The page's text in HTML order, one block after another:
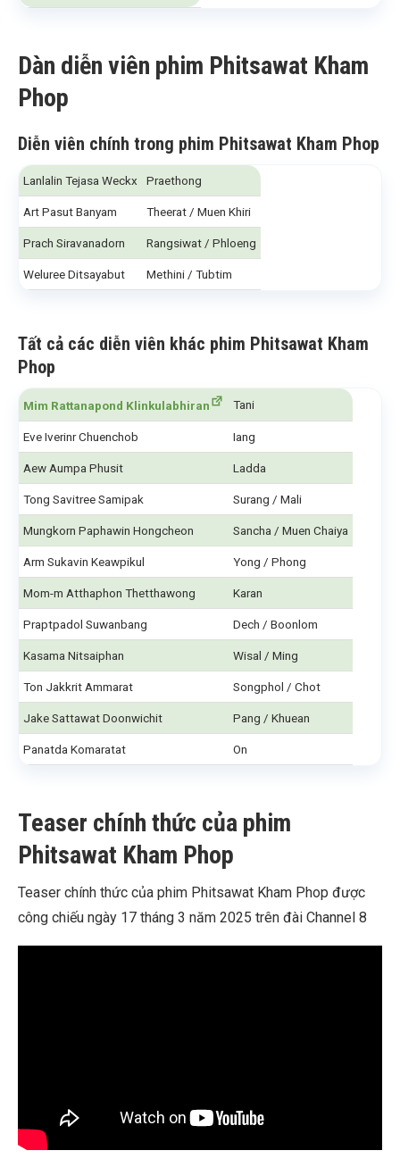
Dàn diễn viên phim Phitsawat Kham
Phop
Diễn viên chính trong phim Phitsawat Kham Phop
Lanlalin Tejasa Weckx Praethong
Art Pasut Banyam Theerat / Muen Khiri
Prach Siravanadorn Rangsiwat / Phloeng
Weluree Ditsayabut Methini / Tubtim
Tất cả các diễn viên khác phim Phitsawat Kham
Phop
Mim Rattanapond Klinkulabhiran Tani
Eve Iverinr Chuenchob Iang
Aew Aumpa Phusit Ladda
Tong Savitree Samipak Surang / Mali
Mungkorn Paphawin Hongcheon Sancha / Muen Chaiya
Arm Sukavin Keawpikul Yong / Phong
Mom-m Atthaphon Thetthawong Karan
Praptpadol Suwanbang Dech / Boonlom
Kasama Nitsaiphan Wisal / Ming
Ton Jakkrit Ammarat Songphol / Chot
Jake Sattawat Doonwichit Pang / Khuean
Panatda Komaratat On
Teaser chính thức của phim
Phitsawat Kham Phop
Teaser chính thức của phim Phitsawat Kham Phop được
công chiếu ngày 17 tháng 3 năm 2025 trên đài Channel 8